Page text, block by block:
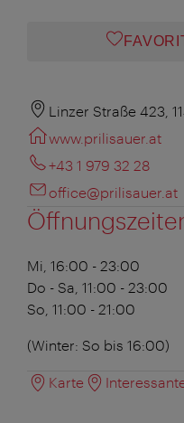
Linzer Straße 423,
www.prilisauer.at
+43 1 979 32 28
office@prilisauer.at
Mi, 16:00 - 23:00
Do - Sa, 11:00 - 23:00
So, 11:00 - 21:00
(Winter: So bis 16:00)
Karte